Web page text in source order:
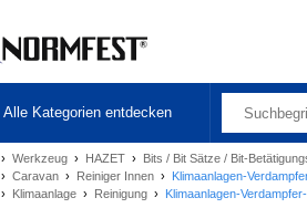
Alle Kategorien entdecken
› Werkzeug › HAZET › Bits / Bit Sätze / Bit-
› Caravan › Reiniger Innen › Klimaanlagen-
› Klimaanlage › Reinigung › Klimaanlagen-